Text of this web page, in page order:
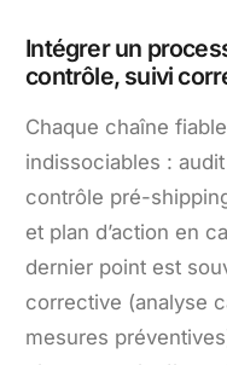
Intégrer un
contrôle, suivi
Chaque chaîne
indissociables :
contrôle pré-
et plan d’action en
dernier point est
corrective (analyse
mesures